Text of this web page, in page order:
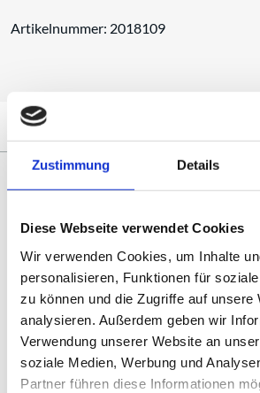
Zustimmung Details
Diese Webseite verwendet Cookies
Wir verwenden Cookies, um Inhalte
personalisieren, Funktionen für
zu können und die Zugriffe auf unsere
analysieren. Außerdem geben wir
Verwendung unserer Website an
soziale Medien, Werbung und
Partner führen diese Informationen
Artikelnummer: 2018109
BESCHREIBUNG
beliebig direkt an der Saugdüse, an
oder am Sauger befestigt werden. Durch
Positionierung in vertikaler oder
nahezu jeder Kundenwunsch gelöst.
unmittelbar direkt an der Absaugstelle
Werkzeug, Absaugarm oder Stativ) lässt